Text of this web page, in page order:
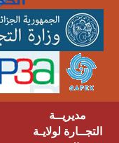
مديريــة
التجــارة لولايـة